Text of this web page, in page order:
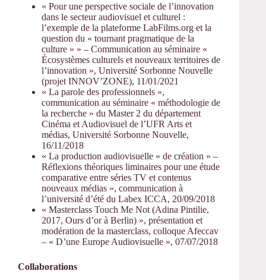
« Pour une perspective sociale de l’innovation
dans le secteur audiovisuel et culturel :
l’exemple de la plateforme LabFilms.org et la
question du « tournant pragmatique de la
culture » » – Communication au séminaire «
Écosystèmes culturels et nouveaux territoires de
l’innovation », Université Sorbonne Nouvelle
(projet INNOV’ZONE), 11/01/2021
« La parole des professionnels »,
communication au séminaire « méthodologie de
la recherche » du Master 2 du département
Cinéma et Audiovisuel de l’UFR Arts et
médias, Université Sorbonne Nouvelle,
16/11/2018
« La production audiovisuelle « de création » –
Réflexions théoriques liminaires pour une étude
comparative entre séries TV et contenus
nouveaux médias », communication à
l’université d’été du Labex ICCA, 20/09/2018
« Masterclass Touch Me Not (Adina Pintilie,
2017, Ours d’or à Berlin) », présentation et
modération de la masterclass, colloque Afeccav
– « D’une Europe Audiovisuelle », 07/07/2018
Collaborations